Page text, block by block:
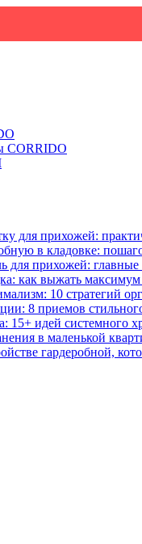
CORRIDO
для прихожей:
в кладовке:
для прихожей:
как выжать
10 стратегий
8 приемов
15+ идей системного
в маленькой
гардеробной,